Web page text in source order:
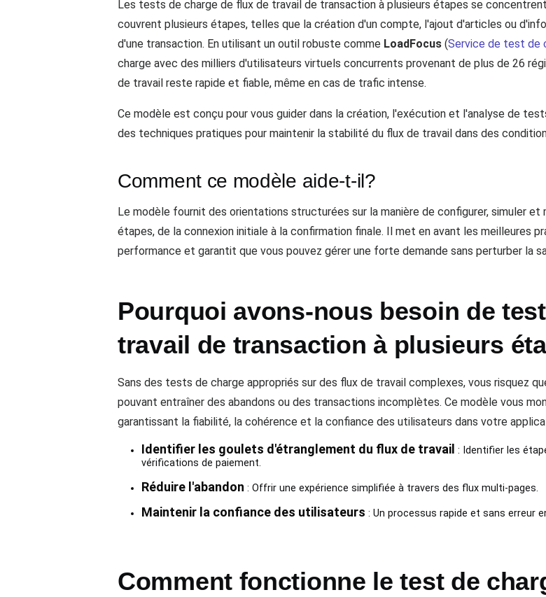
Les tests de charge de flux de travail de transaction à plusieurs étapes se
couvrent plusieurs étapes, telles que la création d'un compte, l'ajout d'articles ou
d'une transaction. En utilisant un outil robuste comme LoadFocus (Service de test de
charge avec des milliers d'utilisateurs virtuels concurrents provenant de plus de 26
de travail reste rapide et fiable, même en cas de trafic intense.
Ce modèle est conçu pour vous guider dans la création, l'exécution et l'analyse de
des techniques pratiques pour maintenir la stabilité du flux de travail dans des
Comment ce modèle aide-t-il?
Le modèle fournit des orientations structurées sur la manière de configurer, simuler et
étapes, de la connexion initiale à la confirmation finale. Il met en avant les meilleures
performance et garantit que vous pouvez gérer une forte demande sans perturber la
Pourquoi avons-nous besoin de
travail de transaction à plusieurs
Sans des tests de charge appropriés sur des flux de travail complexes, vous risquez
pouvant entraîner des abandons ou des transactions incomplètes. Ce modèle vous
garantissant la fiabilité, la cohérence et la confiance des utilisateurs dans votre
Identifier les goulets d'étranglement du flux de travail : Identifier les
vérifications de paiement.
Réduire l'abandon : Offrir une expérience simplifiée à travers des flux multi-pages.
Maintenir la confiance des utilisateurs : Un processus rapide et sans erreur
Comment fonctionne le test de